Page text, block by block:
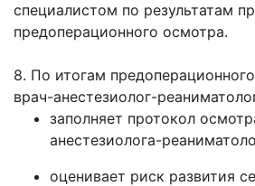
специалистом по результатам
предоперационного осмотра.
8. По итогам
врач-анестезиолог-
заполняет протокол
анестезиолога-
оценивает риск развития